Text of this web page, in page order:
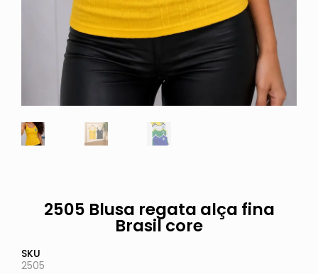
2505 Blusa regata alça fina
Brasil core
SKU
2505